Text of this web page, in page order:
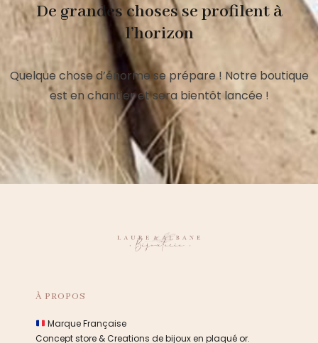
De grandes choses se profilent à
l’horizon
Quelque chose d’énorme se prépare ! Notre boutique
est en chantier et sera bientôt lancée !
À PROPOS
Marque Française
Concept store & Creations de bijoux en plaqué or.